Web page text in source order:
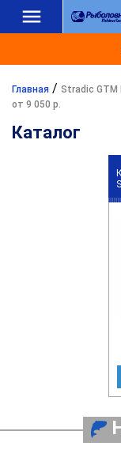
Главная / Stradic GTM
от 9 050 р.
Каталог